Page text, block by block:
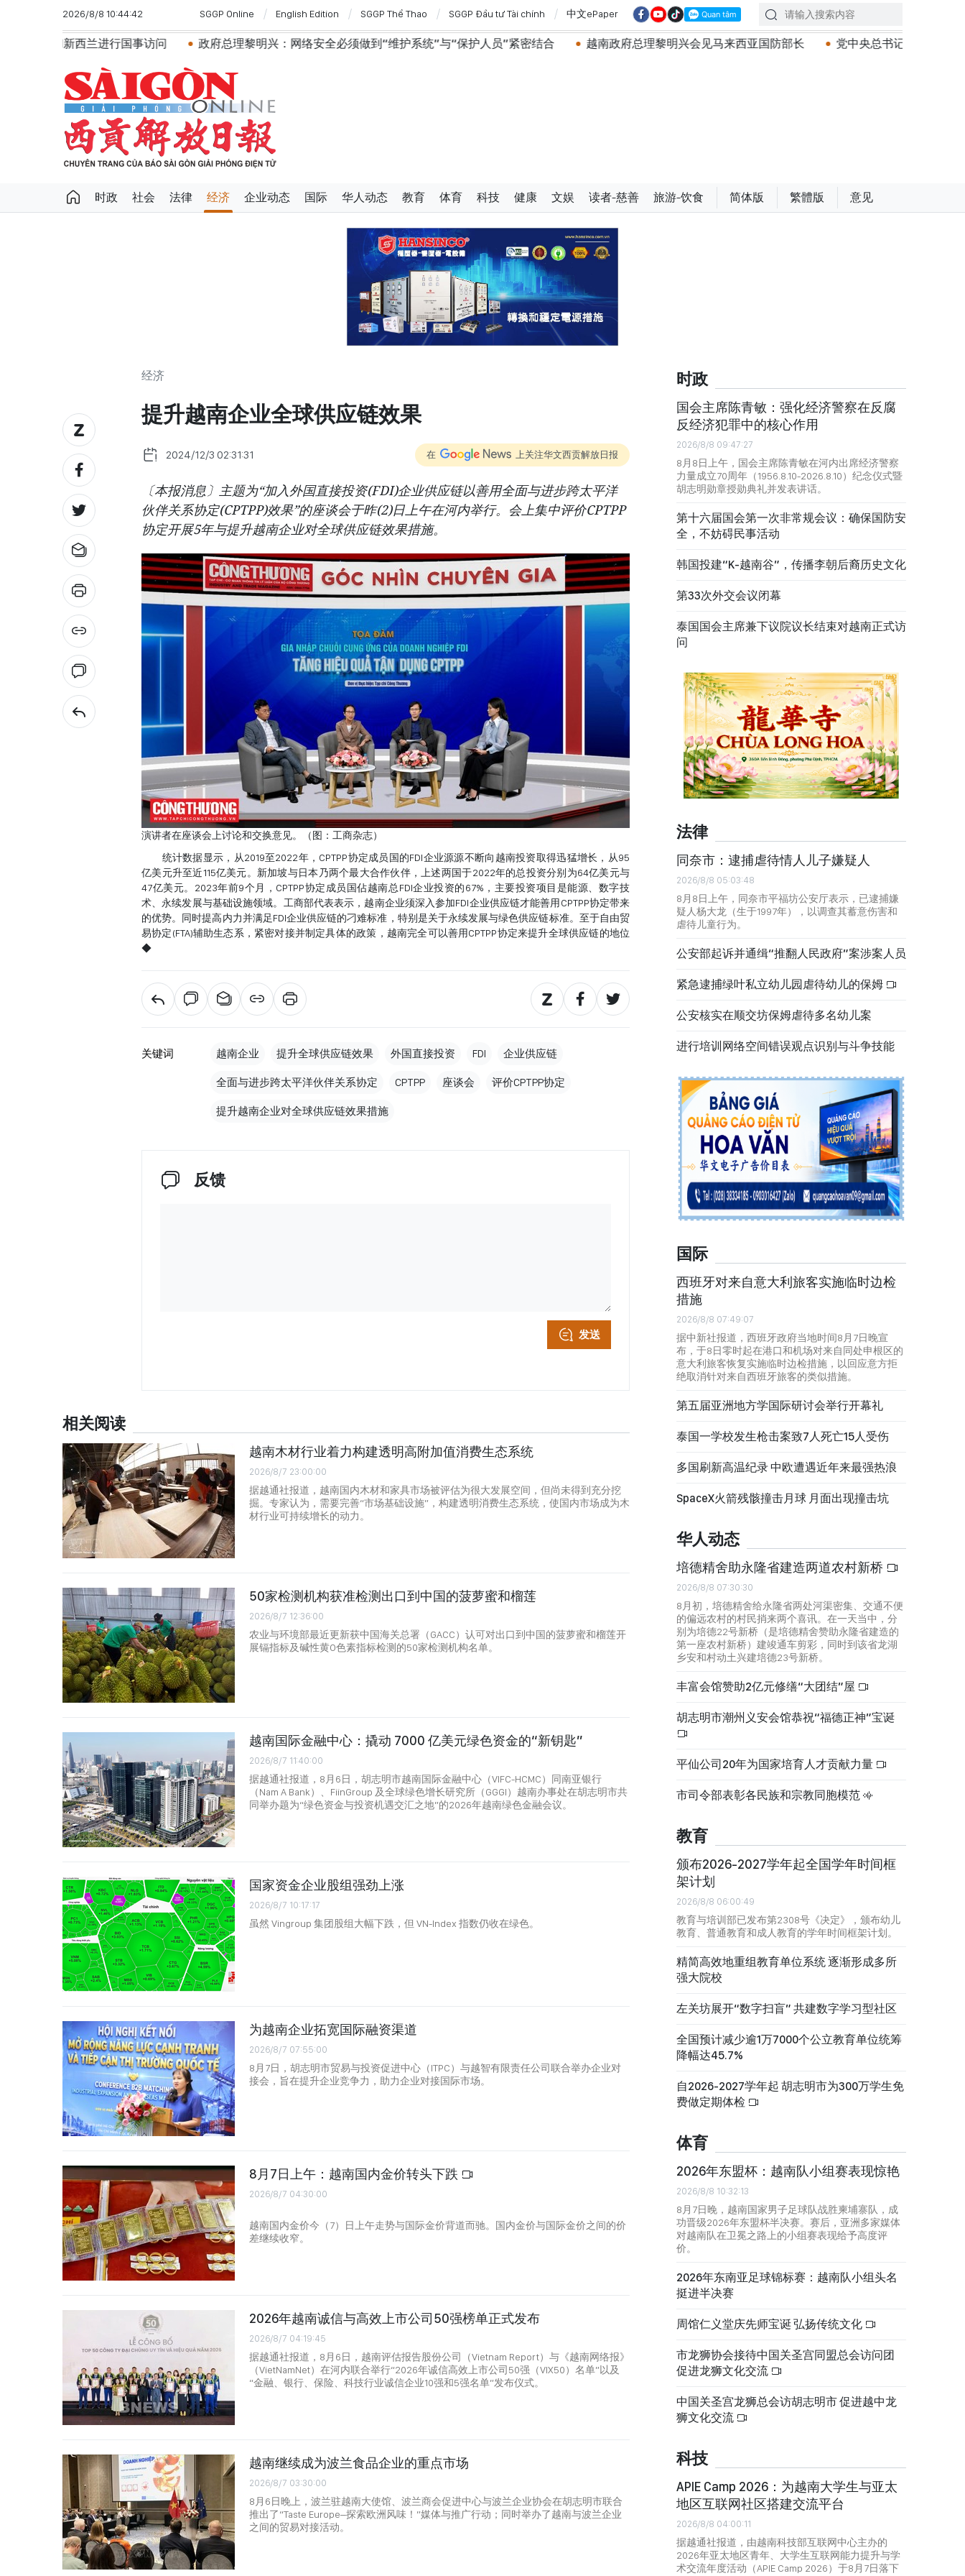
2026/8/8 10:44:42 SGGP Online English Edition SGGP Thể Thao SGGP Đầu tư Tài chính 中文ePaper
兰进行国事访问 政府总理黎明兴：网络安全必须做到“维护系统”与“保护人员”紧密结合 越南政府总理黎明兴会见马来西亚国防部长 党中央总书记、国家主席苏林：越南与
时政 社会 法律 经济 企业动态 国际 华人动态 教育 体育 科技 健康 文娱 读者-慈善 旅游-饮食 简体版 繁體版 意见
经济
提升越南企业全球供应链效果
2024/12/3 02:31:31 在 上关注华文西贡解放日报
〔本报消息〕主题为“加入外国直接投资(FDI)企业供应链以善用全面与进步跨太平洋
伙伴关系协定(CPTPP)效果”的座谈会于昨(2)日上午在河内举行。会上集中评价CPTPP
协定开展5年与提升越南企业对全球供应链效果措施。
演讲者在座谈会上讨论和交换意见。（图：工商杂志）
统计数据显示，从2019至2022年，CPTPP协定成员国的FDI企业源源不断向越南投资取得迅猛增长，从95
亿美元升至近115亿美元。新加坡与日本乃两个最大合作伙伴，上述两国于2022年的总投资分别为64亿美元与
47亿美元。2023年前9个月，CPTPP协定成员国佔越南总FDI企业投资的67%，主要投资项目是能源、数字技
术、永续发展与基础设施领域。工商部代表表示，越南企业须深入参加FDI企业供应链才能善用CPTPP协定带来
的优势。同时提高内力并满足FDI企业供应链的刁难标准，特别是关于永续发展与绿色供应链标准。至于自由贸
易协定(FTA)辅助生态系，紧密对接并制定具体的政策，越南完全可以善用CPTPP协定来提升全球供应链的地位
◆
关键词 越南企业 提升全球供应链效果 外国直接投资 FDI 企业供应链
全面与进步跨太平洋伙伴关系协定 CPTPP 座谈会 评价CPTPP协定
提升越南企业对全球供应链效果措施
反馈
发送
相关阅读
越南木材行业着力构建透明高附加值消费生态系统
2026/8/7 23:00:00
据越通社报道，越南国内木材和家具市场被评估为很大发展空间，但尚未得到充分挖
掘。专家认为，需要完善“市场基础设施”，构建透明消费生态系统，使国内市场成为木
材行业可持续增长的动力。
50家检测机构获准检测出口到中国的菠萝蜜和榴莲
2026/8/7 12:36:00
农业与环境部最近更新获中国海关总署（GACC）认可对出口到中国的菠萝蜜和榴莲开
展镉指标及碱性黄O色素指标检测的50家检测机构名单。
越南国际金融中心：撬动 7000 亿美元绿色资金的“新钥匙”
2026/8/7 11:40:00
据越通社报道，8月6日，胡志明市越南国际金融中心（VIFC-HCMC）同南亚银行
（Nam A Bank）、FiinGroup 及全球绿色增长研究所（GGGI）越南办事处在胡志明市共
同举办题为“绿色资金与投资机遇交汇之地”的2026年越南绿色金融会议。
国家资金企业股组强劲上涨
2026/8/7 10:17:17
虽然 Vingroup 集团股组大幅下跌，但 VN-Index 指数仍收在绿色。
为越南企业拓宽国际融资渠道
2026/8/7 07:55:00
8月7日，胡志明市贸易与投资促进中心（ITPC）与越智有限责任公司联合举办企业对
接会，旨在提升企业竞争力，助力企业对接国际市场。
8月7日上午：越南国内金价转头下跌
2026/8/7 04:30:00
越南国内金价今（7）日上午走势与国际金价背道而驰。国内金价与国际金价之间的价
差继续收窄。
2026年越南诚信与高效上市公司50强榜单正式发布
2026/8/7 04:19:45
据越通社报道，8月6日，越南评估报告股份公司（Vietnam Report）与《越南网络报》
（VietNamNet）在河内联合举行“2026年诚信高效上市公司50强（VIX50）名单”以及
“金融、银行、保险、科技行业诚信企业10强和5强名单”发布仪式。
越南继续成为波兰食品企业的重点市场
2026/8/7 03:30:00
8月6日晚上，波兰驻越南大使馆、波兰商会促进中心与波兰企业协会在胡志明市联合
推出了“Taste Europe–探索欧洲风味！”媒体与推广行动；同时举办了越南与波兰企业
之间的贸易对接活动。
时政
国会主席陈青敏：强化经济警察在反腐
反经济犯罪中的核心作用
2026/8/8 09:47:27
8月8日上午，国会主席陈青敏在河内出席经济警察
力量成立70周年（1956.8.10-2026.8.10）纪念仪式暨
胡志明勋章授勋典礼并发表讲话。
第十六届国会第一次非常规会议：确保国防安
全，不妨碍民事活动
韩国投建“K-越南谷”，传播李朝后裔历史文化
第33次外交会议闭幕
泰国国会主席兼下议院议长结束对越南正式访
问
法律
同奈市：逮捕虐待情人儿子嫌疑人
2026/8/8 05:03:48
8月8日上午，同奈市平福坊公安厅表示，已逮捕嫌
疑人杨大龙（生于1997年），以调查其蓄意伤害和
虐待儿童行为。
公安部起诉并通缉“推翻人民政府”案涉案人员
紧急逮捕绿叶私立幼儿园虐待幼儿的保姆
公安核实在顺交坊保姆虐待多名幼儿案
进行培训网络空间错误观点识别与斗争技能
国际
西班牙对来自意大利旅客实施临时边检
措施
2026/8/8 07:49:07
据中新社报道，西班牙政府当地时间8月7日晚宣
布，于8日零时起在港口和机场对来自同处申根区的
意大利旅客恢复实施临时边检措施，以回应意方拒
绝取消针对来自西班牙旅客的类似措施。
第五届亚洲地方学国际研讨会举行开幕礼
泰国一学校发生枪击案致7人死亡15人受伤
多国刷新高温纪录 中欧遭遇近年来最强热浪
SpaceX火箭残骸撞击月球 月面出现撞击坑
华人动态
培德精舍助永隆省建造两道农村新桥
2026/8/8 07:30:30
8月初，培德精舍给永隆省两处河渠密集、交通不便
的偏远农村的村民捎来两个喜讯。在一天当中，分
别为培德22号新桥（是培德精舍赞助永隆省建造的
第一座农村新桥）建竣通车剪彩，同时到该省龙湖
乡安和村动土兴建培德23号新桥。
丰富会馆赞助2亿元修缮“大团结”屋
胡志明市潮州义安会馆恭祝“福德正神”宝诞
平仙公司20年为国家培育人才贡献力量
市司令部表彰各民族和宗教同胞模范
教育
颁布2026-2027学年起全国学年时间框
架计划
2026/8/8 06:00:49
教育与培训部已发布第2308号《决定》，颁布幼儿
教育、普通教育和成人教育的学年时间框架计划。
精简高效地重组教育单位系统 逐渐形成多所
强大院校
左关坊展开“数字扫盲” 共建数字学习型社区
全国预计减少逾1万7000个公立教育单位统筹
降幅达45.7%
自2026-2027学年起 胡志明市为300万学生免
费做定期体检
体育
2026年东盟杯：越南队小组赛表现惊艳
2026/8/8 10:32:13
8月7日晚，越南国家男子足球队战胜柬埔寨队，成
功晋级2026年东盟杯半决赛。赛后，亚洲多家媒体
对越南队在卫冕之路上的小组赛表现给予高度评
价。
2026年东南亚足球锦标赛：越南队小组头名
挺进半决赛
周馆仁义堂庆先师宝诞 弘扬传统文化
市龙狮协会接待中国关圣宫同盟总会访问团
促进龙狮文化交流
中国关圣宫龙狮总会访胡志明市 促进越中龙
狮文化交流
科技
APIE Camp 2026：为越南大学生与亚太
地区互联网社区搭建交流平台
2026/8/8 04:00:11
据越通社报道，由越南科技部互联网中心主办的
2026年亚太地区青年、大学生互联网能力提升与学
术交流年度活动（APIE Camp 2026）于8月7日落下